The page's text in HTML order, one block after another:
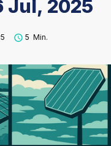
Jul, 2025
5 Min.